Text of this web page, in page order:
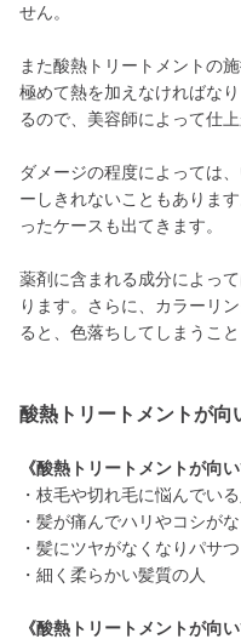
せん。
また酸熱トリートメントの
極めて熱を加えなければな
るので、美容師によって仕
ダメージの程度によっては
ーしきれないこともありま
ったケースも出てきます。
薬剤に含まれる成分によっ
ります。さらに、カラーリ
ると、色落ちしてしまうこと
酸熱トリートメントが向
《酸熱トリートメントが向い
・枝毛や切れ毛に悩んでいる
・髪が痛んでハリやコシが
・髪にツヤがなくなりパサ
・細く柔らかい髪質の人
《酸熱トリートメントが向